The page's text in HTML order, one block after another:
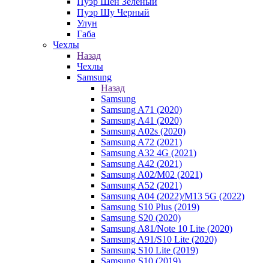
Пуэр Шу Черный
Улун
Габа
Чехлы
Назад
Чехлы
Samsung
Назад
Samsung
Samsung A71 (2020)
Samsung A41 (2020)
Samsung A02s (2020)
Samsung A72 (2021)
Samsung A32 4G (2021)
Samsung A42 (2021)
Samsung A02/M02 (2021)
Samsung A52 (2021)
Samsung A04 (2022)/M13 5G (2022)
Samsung S10 Plus (2019)
Samsung S20 (2020)
Samsung A81/Note 10 Lite (2020)
Samsung A91/S10 Lite (2020)
Samsung S10 Lite (2019)
Samsung S10 (2019)